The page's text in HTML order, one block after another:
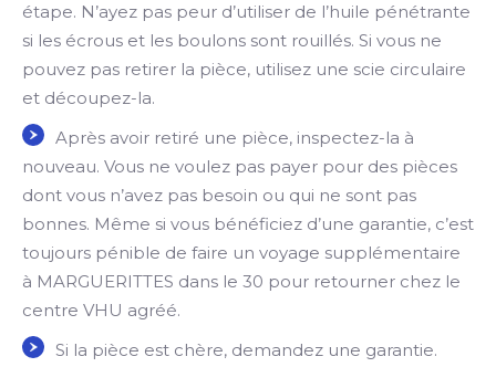
étape. N’ayez pas peur d’utiliser de l’huile pénétrante
si les écrous et les boulons sont rouillés. Si vous ne
pouvez pas retirer la pièce, utilisez une scie circulaire
et découpez-la.
Après avoir retiré une pièce, inspectez-la à
nouveau. Vous ne voulez pas payer pour des pièces
dont vous n’avez pas besoin ou qui ne sont pas
bonnes. Même si vous bénéficiez d’une garantie, c’est
toujours pénible de faire un voyage supplémentaire
à MARGUERITTES dans le 30 pour retourner chez le
centre VHU agréé.
Si la pièce est chère, demandez une garantie.